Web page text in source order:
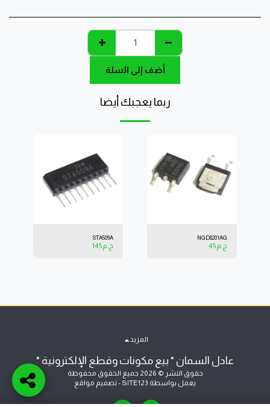
أضف إلى السلة
ربما يعجبك أيضا
NGD8201AG
ج.م 45
STA509A
ج.م 145
عادل السمان " بيع مكونات وقطع الإلكترونية "
حقوق النشر © 2026 جميع الحقوق محفوظة
يعمل بواسطة SITE123
- تصميم مواقع
المزيد